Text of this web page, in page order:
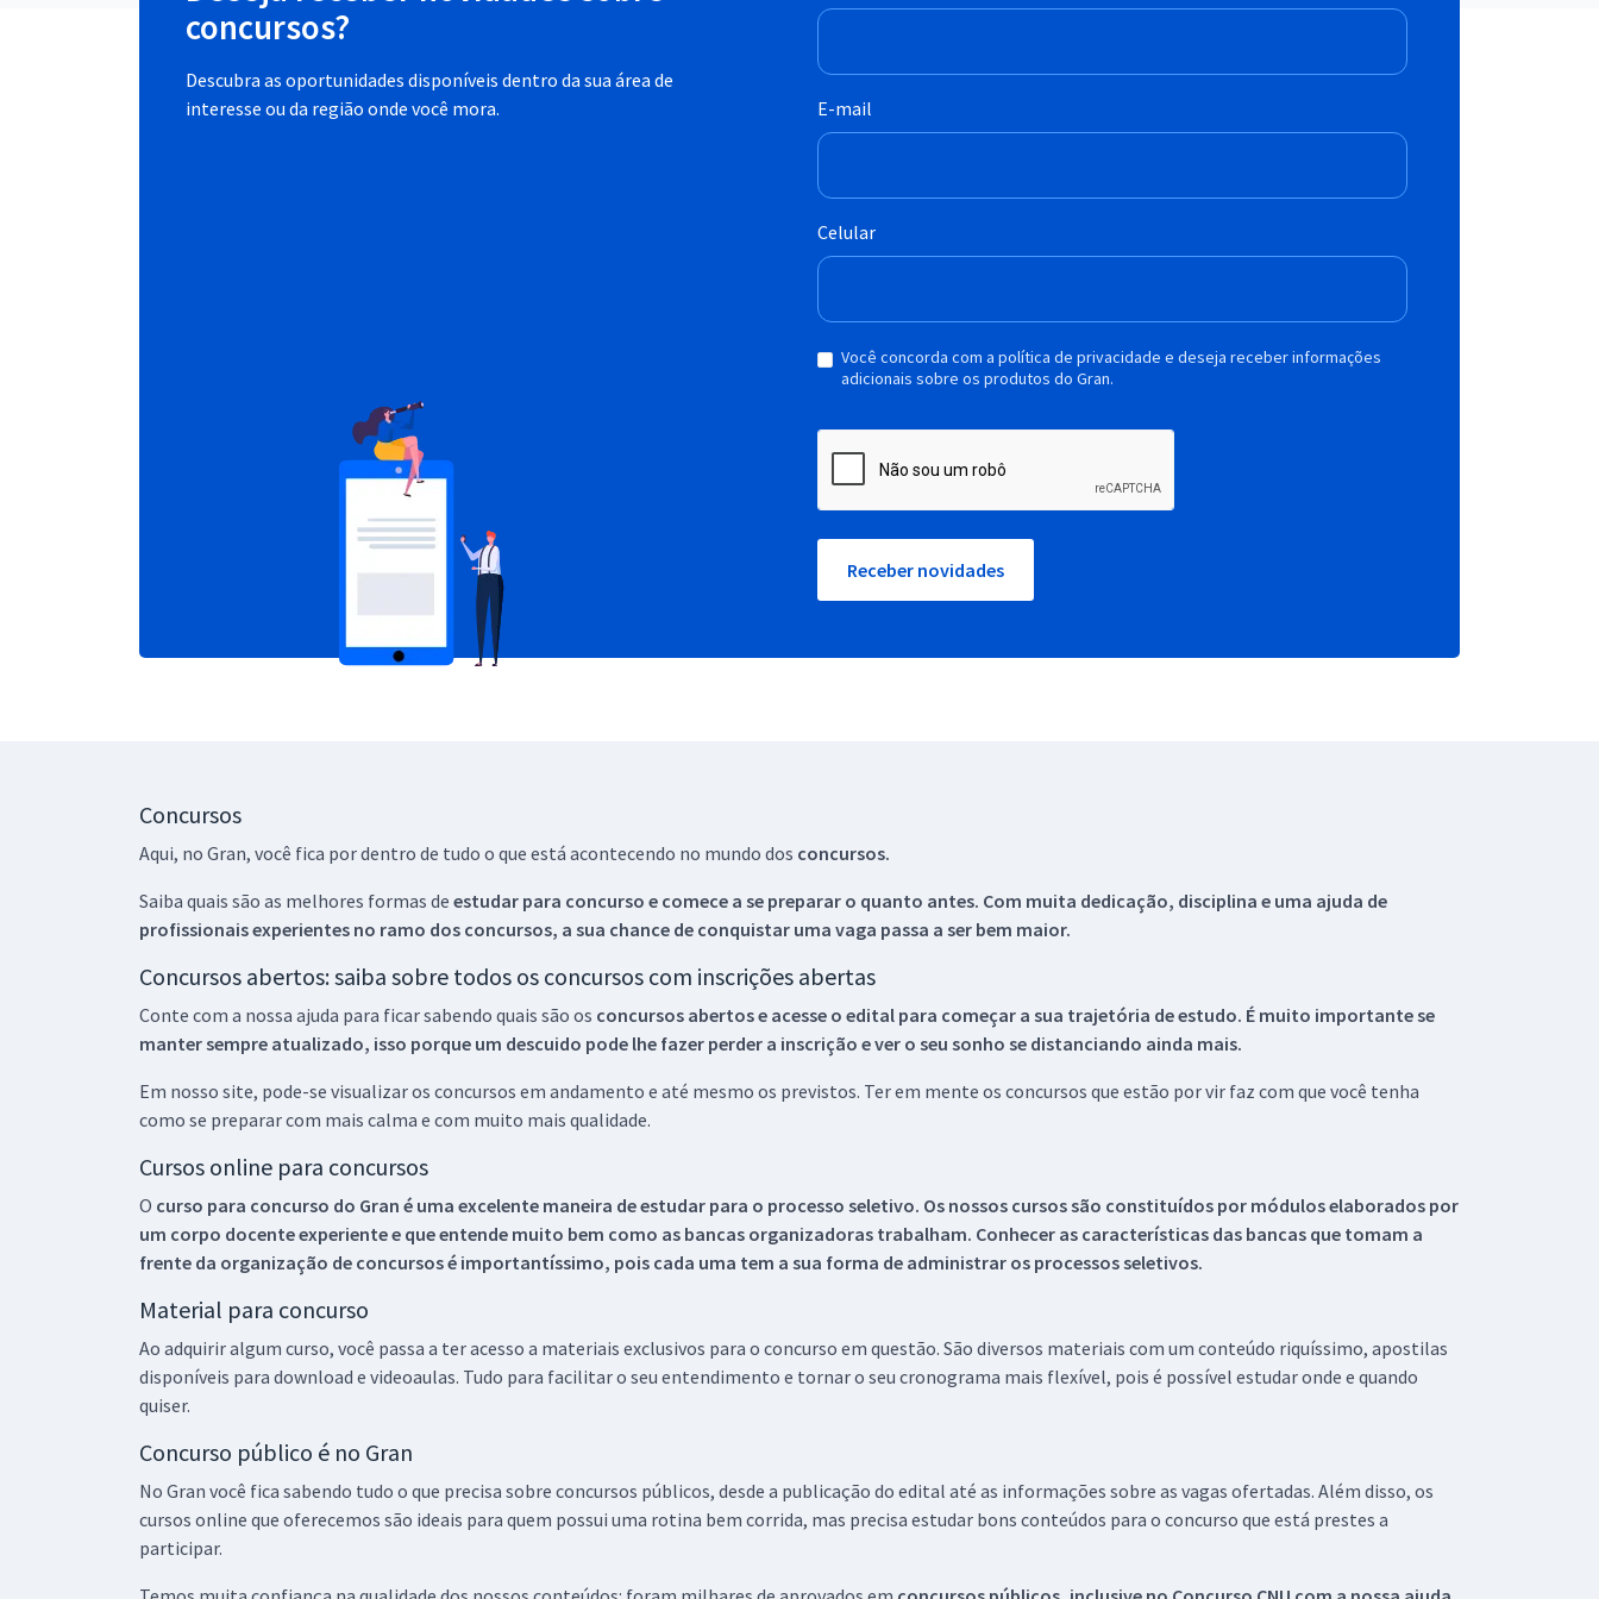
concursos?
Descubra as oportunidades disponíveis dentro da sua área de
interesse ou da região onde você mora.
E-mail
Celular
Você concorda com a política de privacidade e deseja receber informações
adicionais sobre os produtos do Gran.
Receber novidades
Concursos
Aqui, no Gran, você fica por dentro de tudo o que está acontecendo no mundo dos concursos.
Saiba quais são as melhores formas de estudar para concurso e comece a se preparar o quanto antes. Com muita dedicação, disciplina e uma ajuda de
profissionais experientes no ramo dos concursos, a sua chance de conquistar uma vaga passa a ser bem maior.
Concursos abertos: saiba sobre todos os concursos com inscrições abertas
Conte com a nossa ajuda para ficar sabendo quais são os concursos abertos e acesse o edital para começar a sua trajetória de estudo. É muito importante se
manter sempre atualizado, isso porque um descuido pode lhe fazer perder a inscrição e ver o seu sonho se distanciando ainda mais.
Em nosso site, pode-se visualizar os concursos em andamento e até mesmo os previstos. Ter em mente os concursos que estão por vir faz com que você tenha
como se preparar com mais calma e com muito mais qualidade.
Cursos online para concursos
O curso para concurso do Gran é uma excelente maneira de estudar para o processo seletivo. Os nossos cursos são constituídos por módulos elaborados por
um corpo docente experiente e que entende muito bem como as bancas organizadoras trabalham. Conhecer as características das bancas que tomam a
frente da organização de concursos é importantíssimo, pois cada uma tem a sua forma de administrar os processos seletivos.
Material para concurso
Ao adquirir algum curso, você passa a ter acesso a materiais exclusivos para o concurso em questão. São diversos materiais com um conteúdo riquíssimo, apostilas
disponíveis para download e videoaulas. Tudo para facilitar o seu entendimento e tornar o seu cronograma mais flexível, pois é possível estudar onde e quando
quiser.
Concurso público é no Gran
No Gran você fica sabendo tudo o que precisa sobre concursos públicos, desde a publicação do edital até as informações sobre as vagas ofertadas. Além disso, os
cursos online que oferecemos são ideais para quem possui uma rotina bem corrida, mas precisa estudar bons conteúdos para o concurso que está prestes a
participar.